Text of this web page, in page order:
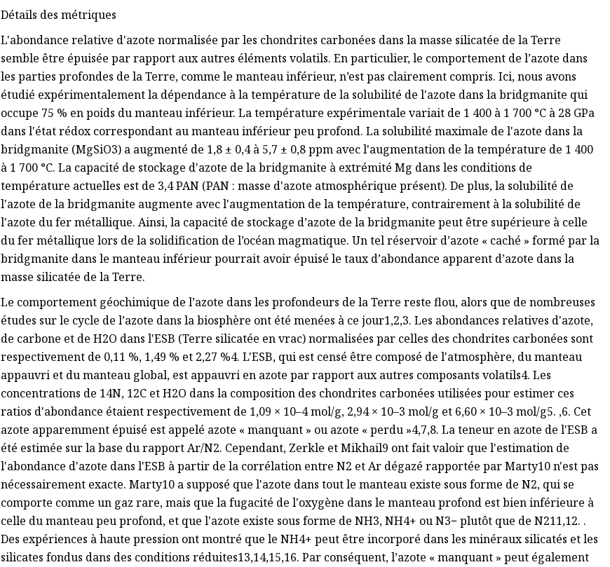
Détails des métriques
L'abondance relative d'azote normalisée par les chondrites carbonées dans la masse silicatée de la Terre
semble être épuisée par rapport aux autres éléments volatils. En particulier, le comportement de l’azote dans
les parties profondes de la Terre, comme le manteau inférieur, n’est pas clairement compris. Ici, nous avons
étudié expérimentalement la dépendance à la température de la solubilité de l'azote dans la bridgmanite qui
occupe 75 % en poids du manteau inférieur. La température expérimentale variait de 1 400 à 1 700 °C à 28 GPa
dans l'état rédox correspondant au manteau inférieur peu profond. La solubilité maximale de l'azote dans la
bridgmanite (MgSiO3) a augmenté de 1,8 ± 0,4 à 5,7 ± 0,8 ppm avec l'augmentation de la température de 1 400
à 1 700 °C. La capacité de stockage d'azote de la bridgmanite à extrémité Mg dans les conditions de
température actuelles est de 3,4 PAN (PAN : masse d'azote atmosphérique présent). De plus, la solubilité de
l'azote de la bridgmanite augmente avec l'augmentation de la température, contrairement à la solubilité de
l'azote du fer métallique. Ainsi, la capacité de stockage d’azote de la bridgmanite peut être supérieure à celle
du fer métallique lors de la solidification de l’océan magmatique. Un tel réservoir d’azote « caché » formé par la
bridgmanite dans le manteau inférieur pourrait avoir épuisé le taux d’abondance apparent d’azote dans la
masse silicatée de la Terre.
Le comportement géochimique de l’azote dans les profondeurs de la Terre reste flou, alors que de nombreuses
études sur le cycle de l’azote dans la biosphère ont été menées à ce jour1,2,3. Les abondances relatives d'azote,
de carbone et de H2O dans l'ESB (Terre silicatée en vrac) normalisées par celles des chondrites carbonées sont
respectivement de 0,11 %, 1,49 % et 2,27 %4. L'ESB, qui est censé être composé de l'atmosphère, du manteau
appauvri et du manteau global, est appauvri en azote par rapport aux autres composants volatils4. Les
concentrations de 14N, 12C et H2O dans la composition des chondrites carbonées utilisées pour estimer ces
ratios d'abondance étaient respectivement de 1,09 × 10–4 mol/g, 2,94 × 10–3 mol/g et 6,60 × 10–3 mol/g5. ,6. Cet
azote apparemment épuisé est appelé azote « manquant » ou azote « perdu »4,7,8. La teneur en azote de l'ESB a
été estimée sur la base du rapport Ar/N2. Cependant, Zerkle et Mikhail9 ont fait valoir que l'estimation de
l'abondance d'azote dans l'ESB à partir de la corrélation entre N2 et Ar dégazé rapportée par Marty10 n'est pas
nécessairement exacte. Marty10 a supposé que l'azote dans tout le manteau existe sous forme de N2, qui se
comporte comme un gaz rare, mais que la fugacité de l'oxygène dans le manteau profond est bien inférieure à
celle du manteau peu profond, et que l'azote existe sous forme de NH3, NH4+ ou N3− plutôt que de N211,12. .
Des expériences à haute pression ont montré que le NH4+ peut être incorporé dans les minéraux silicatés et les
silicates fondus dans des conditions réduites13,14,15,16. Par conséquent, l’azote « manquant » peut également